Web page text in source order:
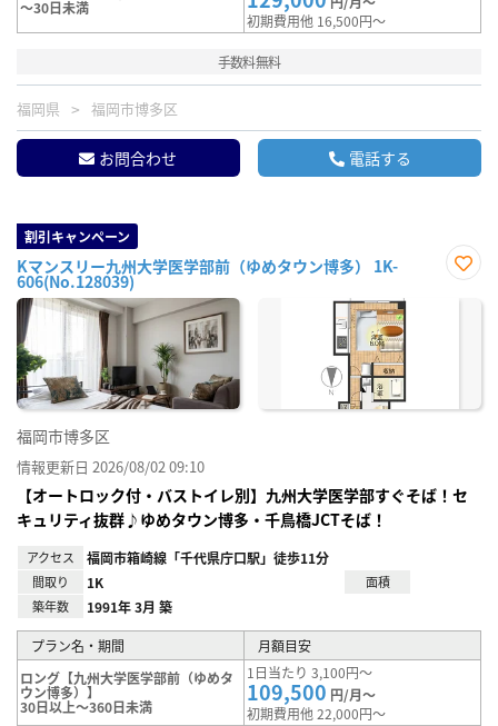
～30日未満
初期費用他 16,500円～
手数料無料
福岡県 福岡市博多区
お問合わせ 電話する
割引キャンペーン
Kマンスリー九州大学医学部前（ゆめタウン博多） 1K-
606(No.128039)
に入
福岡市博多区
情報更新日 2026/08/02 09:10
【オートロック付・バストイレ別】九州大学医学部すぐそば！セ
キュリティ抜群♪ゆめタウン博多・千鳥橋JCTそば！
アクセス 福岡市箱崎線「千代県庁口駅」徒歩11分
間取り 1K
面積
築年数
1991年 3月 築
プラン名・期間
月額目安
ロング【九州大学医学部前（ゆめタ
ウン博多）】
30日以上～360日未満
1日当たり 3,100円～
109,500 円/月～
初期費用他 22,000円～